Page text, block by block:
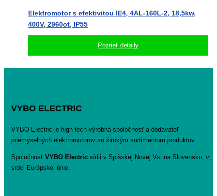
Elektromotor s efektivitou IE4, 4AL-160L-2, 18,5kw,
400V, 2960ot, IP55
Pozrieť detaily
VYBO ELECTRIC
VYBO Electric je high-tech výrobná spoločnosť a dodávateľ
priemyselných elektromotorov so širokým sortimentom produktov.
Spoločnosť VYBO Electric sídli v Spišskej Novej Vsi na Slovensku, v
srdci Európskej únie.